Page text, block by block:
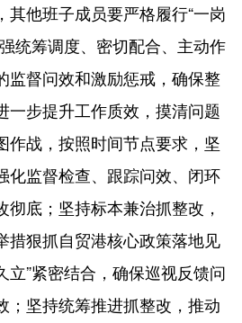
其他班子成员要严格履行“一岗
统筹调度、密切配合、主动作
监督问效和激励惩戒，确保整
一步提升工作质效，摸清问题
作战，按照时间节点要求，坚
化监督检查、跟踪问效、闭环
底；坚持标本兼治抓整改，
措狠抓自贸港核心政策落地见
立”紧密结合，确保巡视反馈问
；坚持统筹推进抓整改，推动